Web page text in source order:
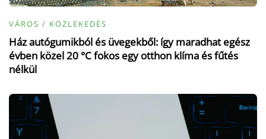
VÁROS / KÖZLEKEDÉS
Ház autógumikból és üvegekből: így maradhat egész
évben közel 20 °C fokos egy otthon klíma és fűtés
nélkül